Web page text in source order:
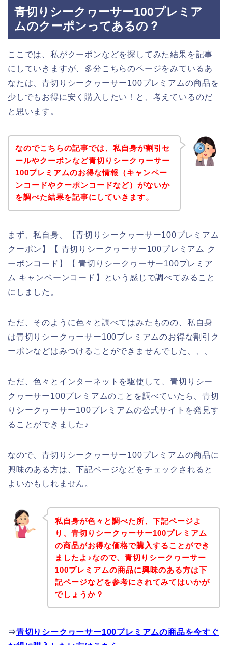
青切りシークヮーサー100プレミア
ムのクーポンってあるの？
ここでは、私がクーポンなどを探してみた結果を記事
にしていきますが、多分こちらのページをみているあ
なたは、青切りシークヮーサー100プレミアムの商品を
少しでもお得に安く購入したい！と、考えているのだ
と思います。
なのでこちらの記事では、私自身が割引セ
ールやクーポンなど青切りシークヮーサー
100プレミアムのお得な情報（キャンペー
ンコードやクーポンコードなど）がないか
を調べた結果を記事にしていきます。
まず、私自身、【青切りシークヮーサー100プレミアム
クーポン】【 青切りシークヮーサー100プレミアム ク
ーポンコード】【 青切りシークヮーサー100プレミア
ム キャンペーンコード】という感じで調べてみること
にしました。
ただ、そのように色々と調べてはみたものの、私自身
は青切りシークヮーサー100プレミアムのお得な割引ク
ーポンなどはみつけることができませんでした、、、
ただ、色々とインターネットを駆使して、青切りシー
クヮーサー100プレミアムのことを調べていたら、青切
りシークヮーサー100プレミアムの公式サイトを発見す
ることができました♪
なので、青切りシークヮーサー100プレミアムの商品に
興味のある方は、下記ページなどをチェックされると
よいかもしれません。
私自身が色々と調べた所、下記ページよ
り、青切りシークヮーサー100プレミアム
の商品がお得な価格で購入することができ
ましたよ♪なので、青切りシークヮーサー
100プレミアムの商品に興味のある方は下
記ページなどを参考にされてみてはいかが
でしょうか？
⇒青切りシークヮーサー100プレミアムの商品を今すぐ